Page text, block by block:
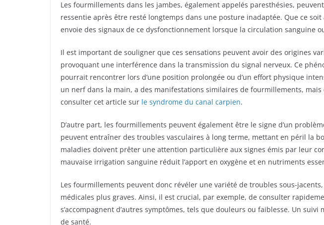
Les fourmillements dans les jambes, également appelés paresthésies,
ressentie après être resté longtemps dans une posture inadaptée. Que ce
envoie des signaux de ce dysfonctionnement lorsque la circulation sanguine
Il est important de souligner que ces sensations peuvent avoir des origines
provoquant une interférence dans la transmission du signal nerveux. Ce
pourrait rencontrer lors d’une position prolongée ou d’un effort physique
un nerf dans la main, a des manifestations similaires de fourmillements,
consulter cet article sur le syndrome du canal carpien.
D’autre part, les fourmillements peuvent également être le signe d’un
peuvent entraîner des troubles vasculaires à long terme, mettant en péril la
maladies doivent prêter une attention particulière aux signes émis par leur
mauvaise irrigation sanguine réduit l’apport en oxygène et en nutriments
Les fourmillements peuvent donc révéler une variété de troubles sous-
médicales plus graves. Ainsi, il est crucial, par exemple, de consulter
s’accompagnent d’autres symptômes, tels que douleurs ou faiblesse. Un
de santé.